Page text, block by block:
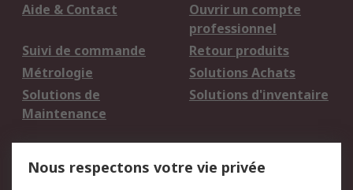
Aide & Contact
Ouvrir un compte
professionnel
Suivi de commande
Retour produits
Métrologie
Solutions Achats
Solutions de
Maintenance
Solutions d'inventaire
Nous respectons votre vie privée